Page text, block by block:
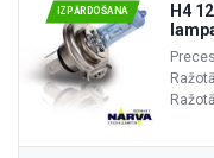
IZPĀRDOŠANA
H4